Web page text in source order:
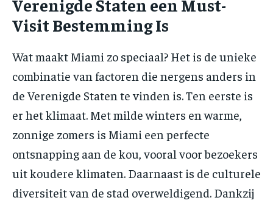
Verenigde Staten een Must-
Visit Bestemming Is
Wat maakt Miami zo speciaal? Het is de unieke
combinatie van factoren die nergens anders in
de Verenigde Staten te vinden is. Ten eerste is
er het klimaat. Met milde winters en warme,
zonnige zomers is Miami een perfecte
ontsnapping aan de kou, vooral voor bezoekers
uit koudere klimaten. Daarnaast is de culturele
diversiteit van de stad overweldigend. Dankzij